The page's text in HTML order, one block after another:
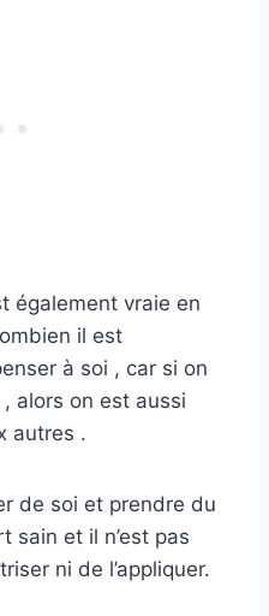
également vraie en
il est
à soi , car si on
alors on est aussi
autres .
de soi et prendre du
sain et il n’est pas
ni de l’appliquer.